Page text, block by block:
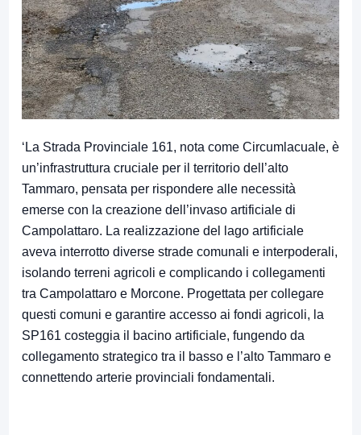
‘La Strada Provinciale 161, nota come Circumlacuale, è
un’infrastruttura cruciale per il territorio dell’alto
Tammaro, pensata per rispondere alle necessità
emerse con la creazione dell’invaso artificiale di
Campolattaro. La realizzazione del lago artificiale
aveva interrotto diverse strade comunali e interpoderali,
isolando terreni agricoli e complicando i collegamenti
tra Campolattaro e Morcone. Progettata per collegare
questi comuni e garantire accesso ai fondi agricoli, la
SP161 costeggia il bacino artificiale, fungendo da
collegamento strategico tra il basso e l’alto Tammaro e
connettendo arterie provinciali fondamentali.